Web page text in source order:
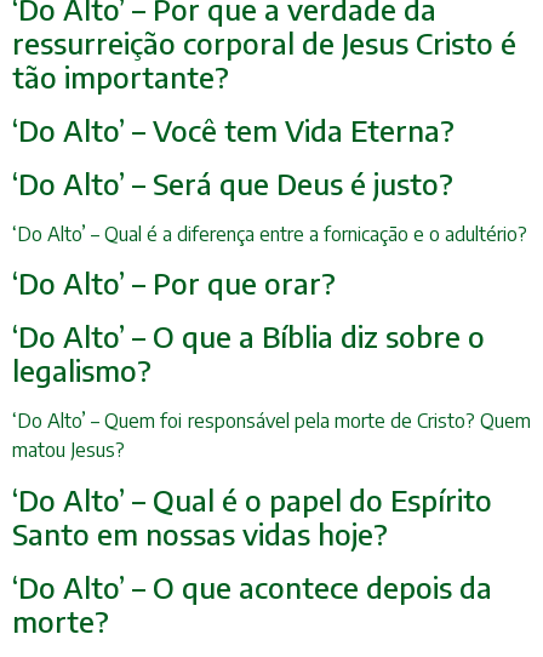
‘Do Alto’ – Por que a verdade da
ressurreição corporal de Jesus Cristo é
tão importante?
‘Do Alto’ – Você tem Vida Eterna?
‘Do Alto’ – Será que Deus é justo?
‘Do Alto’ – Qual é a diferença entre a fornicação e o adultério?
‘Do Alto’ – Por que orar?
‘Do Alto’ – O que a Bíblia diz sobre o
legalismo?
‘Do Alto’ – Quem foi responsável pela morte de Cristo? Quem
matou Jesus?
‘Do Alto’ – Qual é o papel do Espírito
Santo em nossas vidas hoje?
‘Do Alto’ – O que acontece depois da
morte?